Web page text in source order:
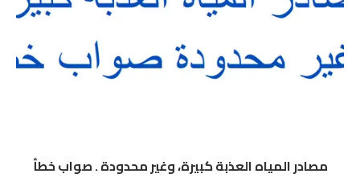
مصادر المياه العذبة كبيرة، وغير محدودة . صواب خطأ